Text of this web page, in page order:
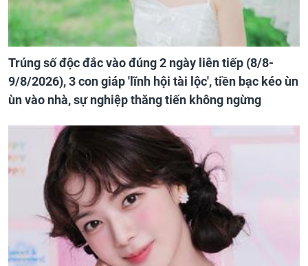
Trúng số độc đắc vào đúng 2 ngày liên tiếp (8/8-
9/8/2026), 3 con giáp 'lĩnh hội tài lộc', tiền bạc kéo ùn
ùn vào nhà, sự nghiệp thăng tiến không ngừng